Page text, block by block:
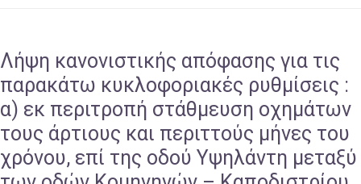
Λήψη κανονιστικής απόφασης για τις
παρακάτω κυκλοφοριακές ρυθμίσεις :
α) εκ περιτροπή στάθμευση οχημάτων
τους άρτιους και περιττούς μήνες του
χρόνου, επί της οδού Υψηλάντη μεταξύ